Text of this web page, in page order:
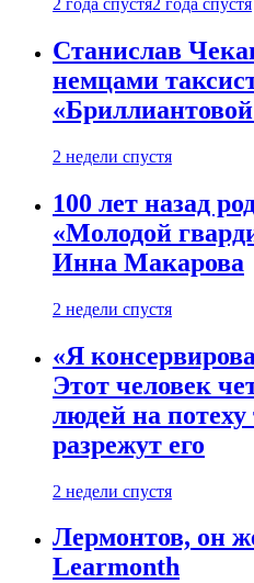
2 года спустя2 года спустя
Станислав
немцами
2 недели спустя
100 лет назад
«Молодой
Инна Макарова
2 недели спустя
«Я
Этот человек
людей на
разрежут его
2 недели спустя
Лермонтов, он
Learmonth